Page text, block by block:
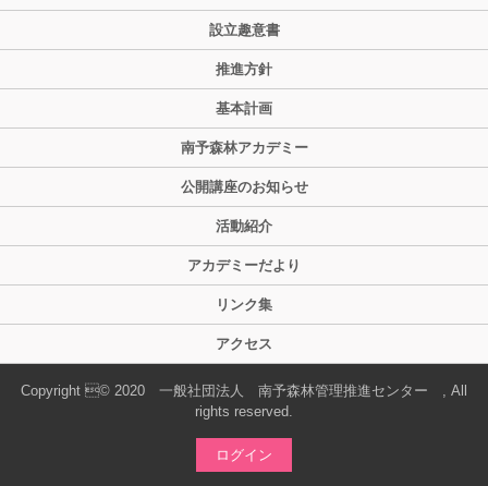
設立趣意書
推進方針
基本計画
南予森林アカデミー
公開講座のお知らせ
活動紹介
アカデミーだより
リンク集
アクセス
Copyright © 2020 一般社団法人 南予森林管理推進センター , All
rights reserved.
ログイン